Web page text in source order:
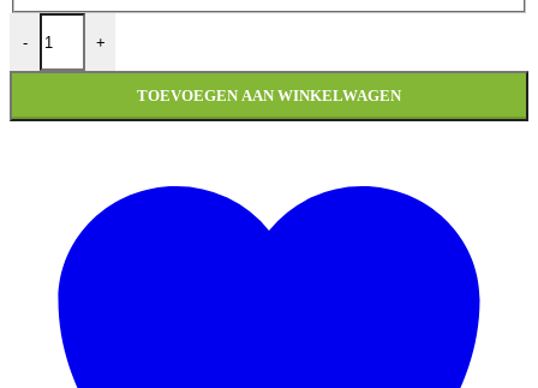
-
Vespa Sprint black on black | Package deal | aantal
+
TOEVOEGEN AAN WINKELWAGEN